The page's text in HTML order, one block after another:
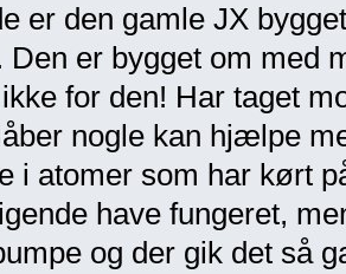
er den gamle JX
Den er bygget om med
for den! Har taget
nogle kan hjælpe
i atomer som har kørt
have fungeret,
og der gik det så